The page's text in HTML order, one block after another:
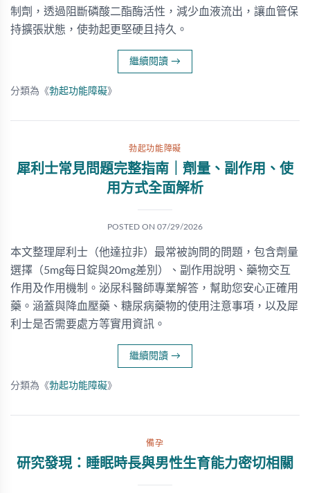
制劑，透過阻斷磷酸二酯酶活性，減少血液流出，讓血管保
持擴張狀態，使勃起更堅硬且持久。
繼續閱讀 →
分類為《勃起功能障礙》
勃起功能障礙
犀利士常見問題完整指南｜劑量、副作用、使
用方式全面解析
POSTED ON 07/29/2026
本文整理犀利士（他達拉非）最常被詢問的問題，包含劑量
選擇（5mg每日錠與20mg差別）、副作用說明、藥物交互
作用及作用機制。泌尿科醫師專業解答，幫助您安心正確用
藥。涵蓋與降血壓藥、糖尿病藥物的使用注意事項，以及犀
利士是否需要處方等實用資訊。
繼續閱讀 →
分類為《勃起功能障礙》
備孕
研究發現：睡眠時長與男性生育能力密切相關